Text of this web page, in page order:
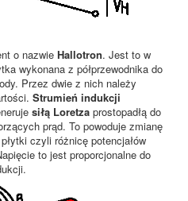
o nazwie Hallotron. Jest to w
wykonana z półprzewodnika do
Przez dwie z nich należy
Strumień indukcji
siłą Loretza prostopadłą do
prąd. To powoduje zmianę
czyli różnicę potencjałów
to jest proporcjonalne do